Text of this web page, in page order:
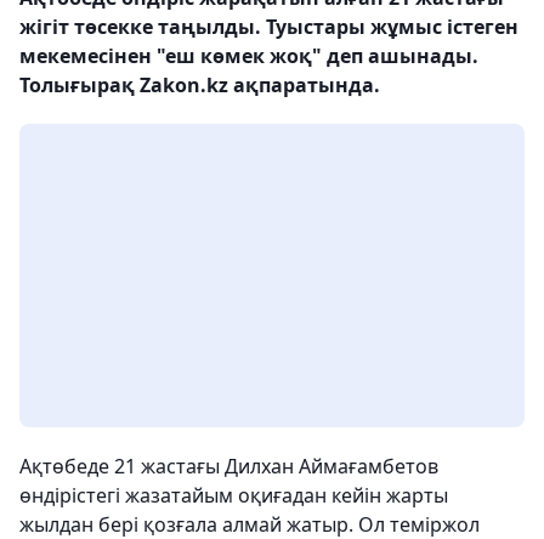
жігіт төсекке таңылды. Туыстары жұмыс істеген
мекемесінен "еш көмек жоқ" деп ашынады.
Толығырақ Zakon.kz ақпаратында.
Ақтөбеде 21 жастағы Дилхан Аймағамбетов
өндірістегі жазатайым оқиғадан кейін жарты
жылдан бері қозғала алмай жатыр. Ол теміржол